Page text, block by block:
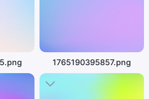
1765190395857.png